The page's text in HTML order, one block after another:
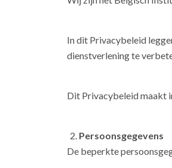
In dit Privacybeleid
dienstverlening te
Dit Privacybeleid maakt
Persoonsgegevens
De beperkte